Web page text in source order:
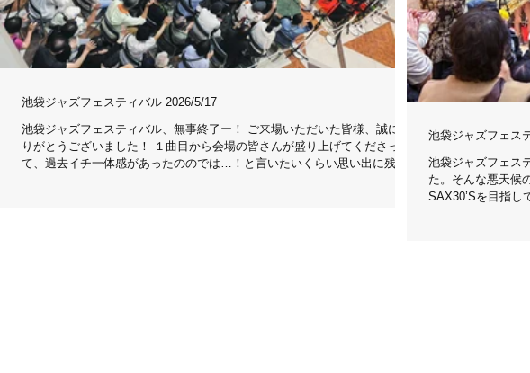
池袋ジャズフェスティバル 2026/5/17
池袋ジャズフェスティバル、無事終了ー！ ご来場いただいた皆様、誠にあ
りがとうございました！ １曲目から会場の皆さんが盛り上げてくださっ
て、過去イチ一体感があったののでは…！と言いたいくらい思い出に残る
池袋ジャズフェス
池袋ジャズフェス
た。そんな悪天候
SAX30’Sを目指し